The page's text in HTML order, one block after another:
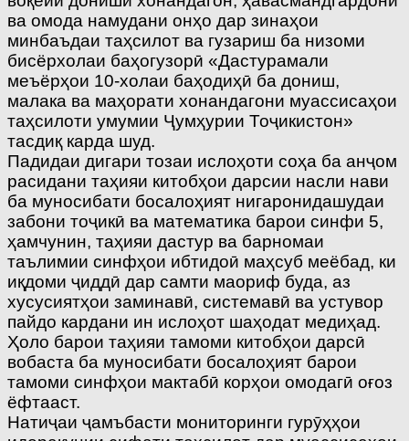
ва омода намудани онҳо дар зинаҳои
минбаъдаи таҳсилот ва гузариш ба низоми
бисёрхолаи баҳогузорӣ «Дастурамали
меъёрҳои 10-холаи баҳодиҳӣ ба дониш,
малака ва маҳорати хонандагони муассисаҳои
таҳсилоти умумии Ҷумҳурии Тоҷикистон»
тасдиқ карда шуд.
Падидаи дигари тозаи ислоҳоти соҳа ба анҷом
расидани таҳияи китобҳои дарсии насли нави
ба муносибати босалоҳият нигаронидашудаи
забони тоҷикӣ ва математика барои синфи 5,
ҳамчунин, таҳияи дастур ва барномаи
таълимии синфҳои ибтидоӣ маҳсуб меёбад, ки
иқдоми ҷиддӣ дар самти маориф буда, аз
хусусиятҳои заминавӣ, системавӣ ва устувор
пайдо кардани ин ислоҳот шаҳодат медиҳад.
Ҳоло барои таҳияи тамоми китобҳои дарсӣ
вобаста ба муносибати босалоҳият барои
тамоми синфҳои мактабӣ корҳои омодагӣ оғоз
ёфтааст.
Натиҷаи ҷамъбасти мониторинги гурӯҳҳои